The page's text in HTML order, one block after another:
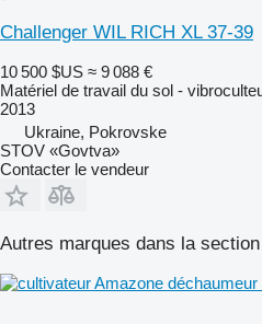
Challenger WIL RICH XL 37-39
10 500 $US ≈ 9 088 €
Matériel de travail du sol -
2013
Ukraine, Pokrovske
STOV «Govtva»
Contacter le vendeur
Autres marques dans la